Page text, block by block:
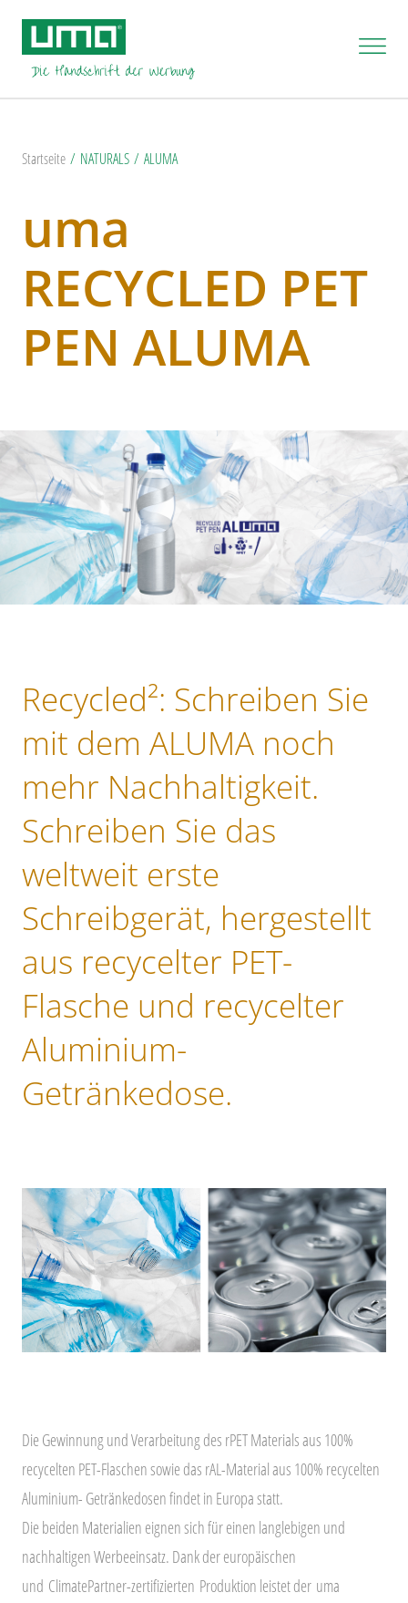
Startseite NATURALS ALUMA
uma
RECYCLED PET
PEN ALUMA
Recycled²: Schreiben Sie
mit dem ALUMA noch
mehr Nachhaltigkeit.
Schreiben Sie das
weltweit erste
Schreibgerät, hergestellt
aus recycelter PET-
Flasche und recycelter
Aluminium-
Getränkedose.
Die Gewinnung und Verarbeitung des rPET Materials aus 100%
recycelten PET-Flaschen sowie das rAL-Material aus 100% recycelten
Aluminium- Getränkedosen findet in Europa statt.
Die beiden Materialien eignen sich für einen langlebigen und
nachhaltigen Werbeeinsatz. Dank der europäischen
und ClimatePartner-zertifizierten Produktion leistet der uma